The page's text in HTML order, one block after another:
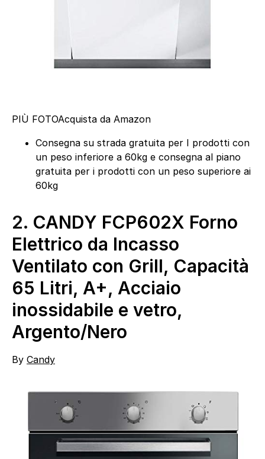
PIÙ FOTOAcquista da Amazon
Consegna su strada gratuita per I prodotti con
un peso inferiore a 60kg e consegna al piano
gratuita per i prodotti con un peso superiore ai
60kg
2. CANDY FCP602X Forno
Elettrico da Incasso
Ventilato con Grill, Capacità
65 Litri, A+, Acciaio
inossidabile e vetro,
Argento/Nero
By Candy